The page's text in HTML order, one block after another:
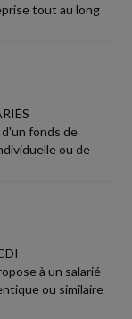
tout au long
fonds de
ou de
à un salarié
ou similaire